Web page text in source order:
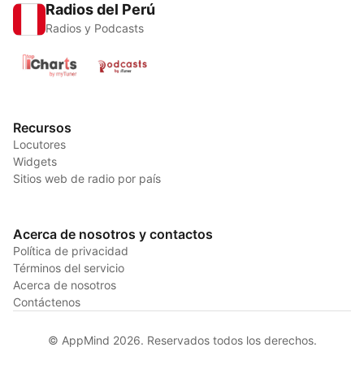
Radios del Perú
Radios y Podcasts
Recursos
Locutores
Widgets
Sitios web de radio por país
Acerca de nosotros y contactos
Política de privacidad
Términos del servicio
Acerca de nosotros
Contáctenos
© AppMind 2026. Reservados todos los derechos.